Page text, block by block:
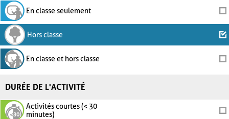
En classe seulement
Hors classe
En classe et hors classe
DURÉE DE L'ACTIVITÉ
Activités courtes (< 30
minutes)